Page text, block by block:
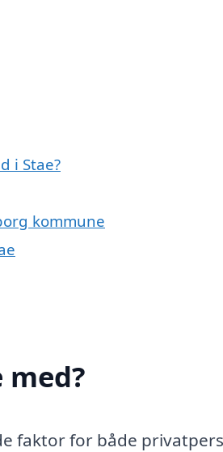
i Stae?
kommune
faktor for både